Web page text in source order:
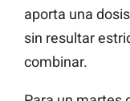
aporta una
sin resultar
combinar.